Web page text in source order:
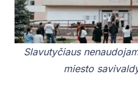
Slavutyčiaus
miesto